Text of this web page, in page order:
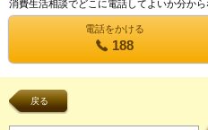
消費生活相談でどこに電話してよいか分か
電話をかける
188
戻る